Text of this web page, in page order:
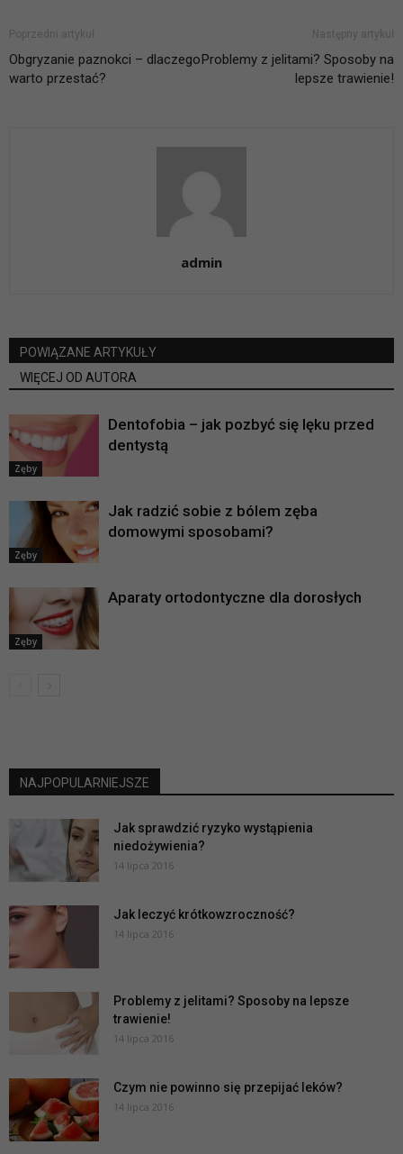
Poprzedni artykuł
Obgryzanie paznokci – dlaczego
warto przestać?
Następny artykuł
Problemy z jelitami? Sposoby na
lepsze trawienie!
admin
POWIĄZANE ARTYKUŁY
WIĘCEJ OD AUTORA
Zęby
Dentofobia – jak pozbyć się lęku przed
dentystą
Zęby
Jak radzić sobie z bólem zęba
domowymi sposobami?
Zęby
Aparaty ortodontyczne dla dorosłych
NAJPOPULARNIEJSZE
Jak sprawdzić ryzyko wystąpienia
niedożywienia?
14 lipca 2016
Jak leczyć krótkowzroczność?
14 lipca 2016
Problemy z jelitami? Sposoby na lepsze
trawienie!
14 lipca 2016
Czym nie powinno się przepijać leków?
14 lipca 2016